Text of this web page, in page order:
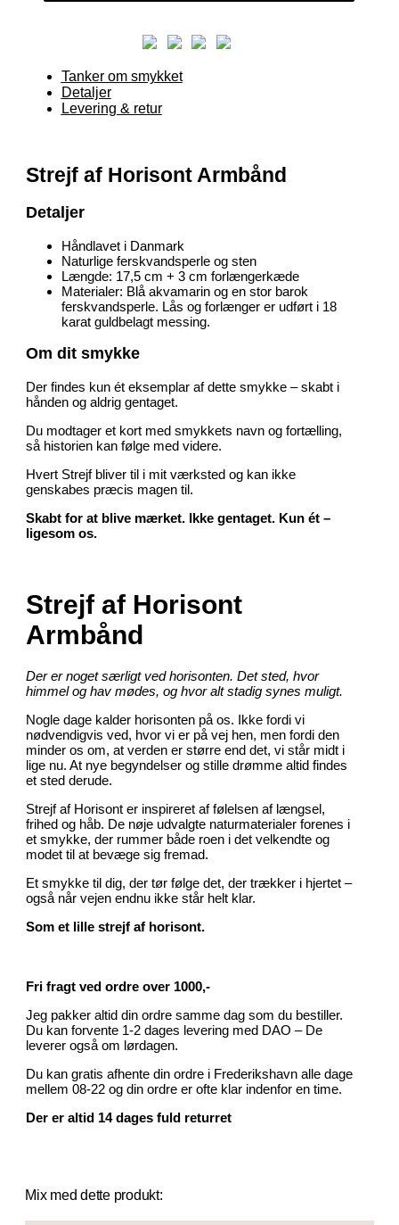
Tanker om smykket
Detaljer
Levering & retur
Strejf af Horisont Armbånd
Detaljer
Håndlavet i Danmark
Naturlige ferskvandsperle og sten
Længde: 17,5 cm + 3 cm forlængerkæde
Materialer: Blå akvamarin og en stor barok
ferskvandsperle. Lås og forlænger er udført i 18
karat guldbelagt messing.
Om dit smykke
Der findes kun ét eksemplar af dette smykke – skabt i
hånden og aldrig gentaget.
Du modtager et kort med smykkets navn og fortælling,
så historien kan følge med videre.
Hvert Strejf bliver til i mit værksted og kan ikke
genskabes præcis magen til.
Skabt for at blive mærket. Ikke gentaget. Kun ét –
ligesom os.
Strejf af Horisont
Armbånd
Der er noget særligt ved horisonten. Det sted, hvor
himmel og hav mødes, og hvor alt stadig synes muligt.
Nogle dage kalder horisonten på os. Ikke fordi vi
nødvendigvis ved, hvor vi er på vej hen, men fordi den
minder os om, at verden er større end det, vi står midt i
lige nu. At nye begyndelser og stille drømme altid findes
et sted derude.
Strejf af Horisont er inspireret af følelsen af længsel,
frihed og håb. De nøje udvalgte naturmaterialer forenes i
et smykke, der rummer både roen i det velkendte og
modet til at bevæge sig fremad.
Et smykke til dig, der tør følge det, der trækker i hjertet –
også når vejen endnu ikke står helt klar.
Som et lille strejf af horisont.
Fri fragt ved ordre over 1000,-
Jeg pakker altid din ordre samme dag som du bestiller.
Du kan forvente 1-2 dages levering med DAO – De
leverer også om lørdagen.
Du kan gratis afhente din ordre i Frederikshavn alle dage
mellem 08-22 og din ordre er ofte klar indenfor en time.
Der er altid 14 dages fuld returret
Mix med dette produkt: